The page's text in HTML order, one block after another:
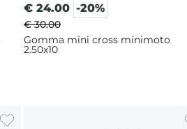
€ 24.00 -20%
€ 30.00
Gomma mini cross minimoto
2.50x10